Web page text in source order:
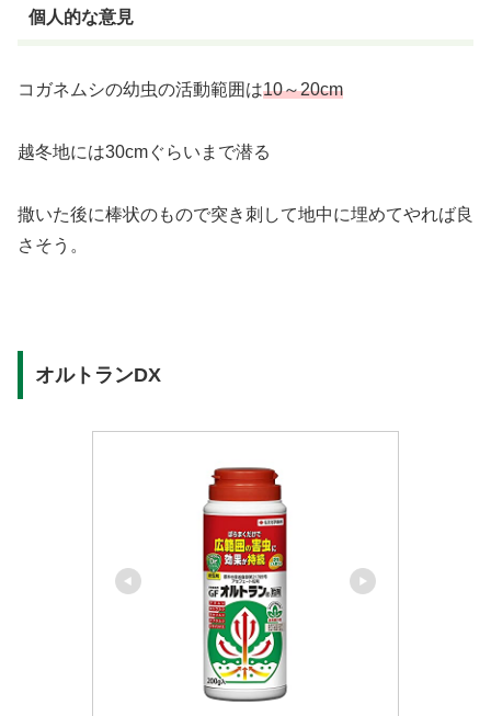
個人的な意見
コガネムシの幼虫の活動範囲は10～20cm
越冬地には30cmぐらいまで潜る
撒いた後に棒状のもので突き刺して地中に埋めてやれば良
さそう。
オルトランDX